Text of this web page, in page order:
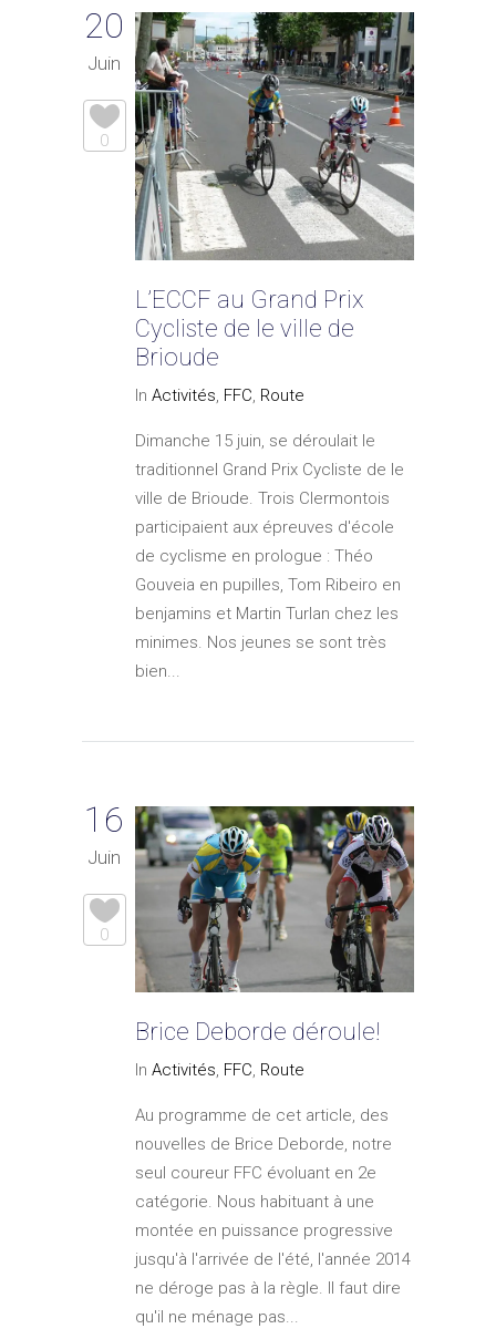
20
Juin
0
L’ECCF au Grand Prix
Cycliste de le ville de
Brioude
In Activités, FFC, Route
Dimanche 15 juin, se déroulait le
traditionnel Grand Prix Cycliste de le
ville de Brioude. Trois Clermontois
participaient aux épreuves d'école
de cyclisme en prologue : Théo
Gouveia en pupilles, Tom Ribeiro en
benjamins et Martin Turlan chez les
minimes. Nos jeunes se sont très
bien...
16
Juin
0
Brice Deborde déroule!
In Activités, FFC, Route
Au programme de cet article, des
nouvelles de Brice Deborde, notre
seul coureur FFC évoluant en 2e
catégorie. Nous habituant à une
montée en puissance progressive
jusqu'à l'arrivée de l'été, l'année 2014
ne déroge pas à la règle. Il faut dire
qu'il ne ménage pas...